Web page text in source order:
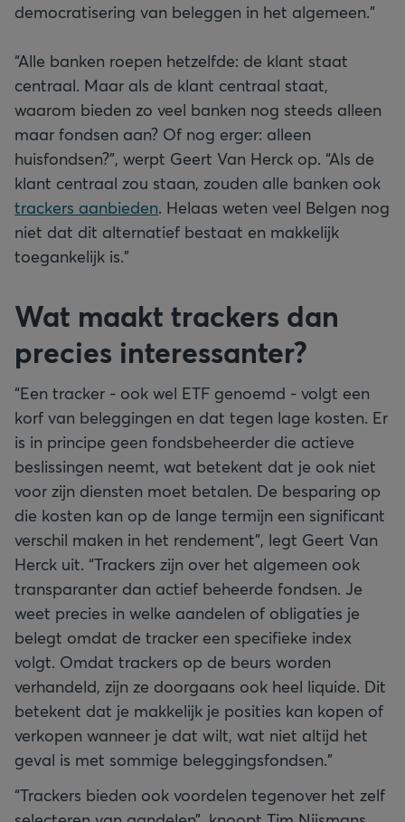
democratisering van beleggen in het algemeen.”
“Alle banken roepen hetzelfde: de klant staat
centraal. Maar als de klant centraal staat,
waarom bieden zo veel banken nog steeds alleen
maar fondsen aan? Of nog erger: alleen
huisfondsen?”, werpt Geert Van Herck op. “Als de
klant centraal zou staan, zouden alle banken ook
trackers aanbieden. Helaas weten veel Belgen nog
niet dat dit alternatief bestaat en makkelijk
toegankelijk is.”
Wat maakt trackers dan
precies interessanter?
“Een tracker - ook wel ETF genoemd - volgt een
korf van beleggingen en dat tegen lage kosten. Er
is in principe geen fondsbeheerder die actieve
beslissingen neemt, wat betekent dat je ook niet
voor zijn diensten moet betalen. De besparing op
die kosten kan op de lange termijn een significant
verschil maken in het rendement”, legt Geert Van
Herck uit. “Trackers zijn over het algemeen ook
transparanter dan actief beheerde fondsen. Je
weet precies in welke aandelen of obligaties je
belegt omdat de tracker een specifieke index
volgt. Omdat trackers op de beurs worden
verhandeld, zijn ze doorgaans ook heel liquide. Dit
betekent dat je makkelijk je posities kan kopen of
verkopen wanneer je dat wilt, wat niet altijd het
geval is met sommige beleggingsfondsen.”
“Trackers bieden ook voordelen tegenover het zelf